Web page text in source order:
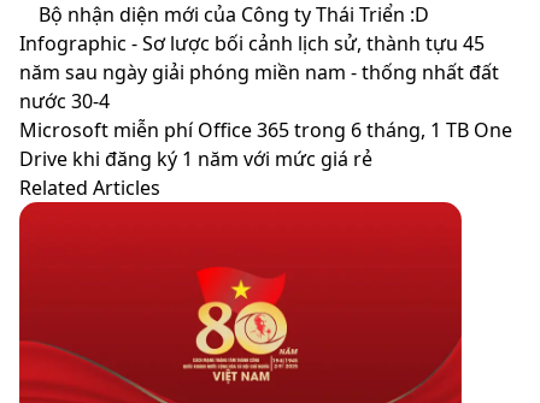
Bộ nhận diện mới của Công ty Thái Triển :D
Infographic
-
Sơ
lược
bối
cảnh
lịch
sau
Infographic - Sơ lược bối cảnh lịch sử, thành tựu 45
năm sau ngày giải phóng miền nam - thống nhất đất
nước 30-4
Microsoft
miễn
phí
Office
TB
Microsoft miễn phí Office 365 trong 6 tháng, 1 TB One
Drive khi đăng ký 1 năm với mức giá rẻ
Related Articles